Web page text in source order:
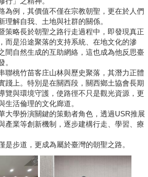
為例，其價值不僅在宗教朝聖，更在於人們
理解自我、土地與社群的關係。
策略長於朝聖之路行走過程中，即發現真正
而是沿途聚落的支持系統、在地文化的滲
間自然生成的互助網絡，這也成為他反思臺
。
聯桃竹苗客庄山林與歷史聚落，其潛力正體
踐上。特別是在關西段，關西鄉土協會長期
覽與環境守護，使路徑不只是觀光資源，更
生活倫理的文化廊道。
大學扮演關鍵的策動者角色，透過USR推展
產業等創新機制，逐步建構行走、學習、療
是步道，更成為屬於臺灣的朝聖之路。